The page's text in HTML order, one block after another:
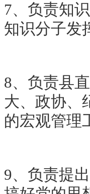
7、负责知
知识分子发
8、负责县
大、政协、
的宏观管理
9、负责提